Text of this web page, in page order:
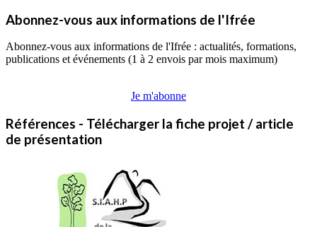
Abonnez-vous aux informations de l'Ifrée
Abonnez-vous aux informations de l'Ifrée : actualités, formations,
publications et événements (1 à 2 envois par mois maximum)
Je m'abonne
Références - Télécharger la fiche projet / article
de présentation